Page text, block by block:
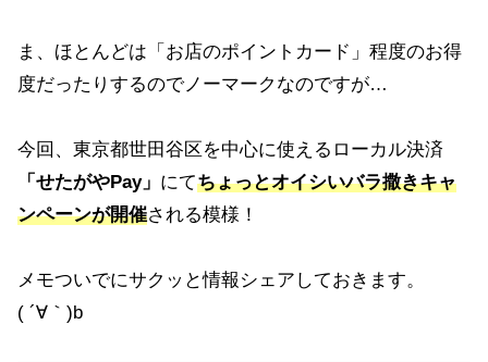
ま、ほとんどは「お店のポイントカード」程度のお得
度だったりするのでノーマークなのですが…
今回、東京都世田谷区を中心に使えるローカル決済
「せたがやPay」 にてちょっとオイシいバラ撒きキャ
ンペーンが開催される模様！
メモついでにサクッと情報シェアしておきます。
( ´∀｀)b